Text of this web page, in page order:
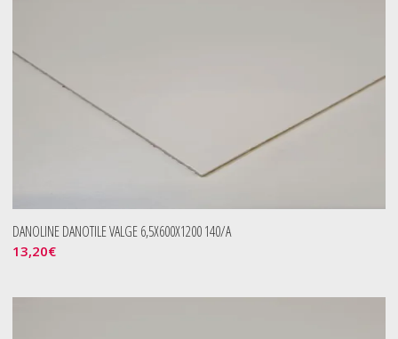
DANOLINE DANOTILE VALGE 6,5X600X1200 140/A
13,20€